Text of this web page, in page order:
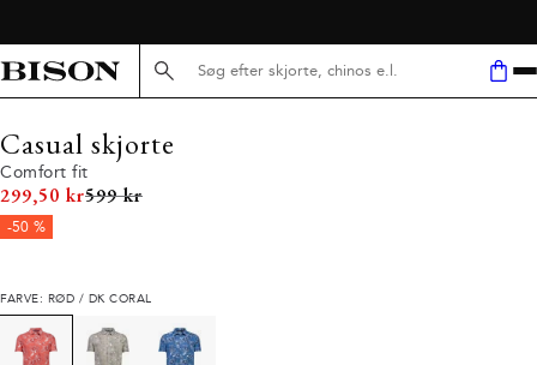
Søg her...
Casual skjorte
Comfort fit
299,50 krI alt (uden rabat)
599 kr
-50 %
FARVE: RØD / DK CORAL